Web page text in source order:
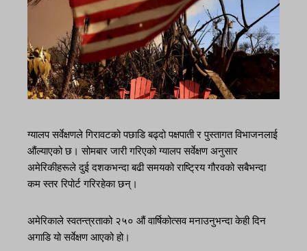
ग्यालप सर्वेक्षणले गिरावटको पछाडि बढ्दो पक्षपाती र पुस्तागत विभाजनलाई
औंल्याएको छ। सोमबार जारी गरिएको ग्यालप सर्वेक्षण अनुसार
अमेरिकीहरूले दुई दशकभन्दा बढी समयको राष्ट्रिय गौरवको सबैभन्दा
कम स्तर रिपोर्ट गरिरहेका छन्।
अमेरिकाले स्वतन्त्रताको २५० औं वार्षिकोत्सव मनाउनुभन्दा केही दिन
अगाडि यो सर्वेक्षण आएको हो।